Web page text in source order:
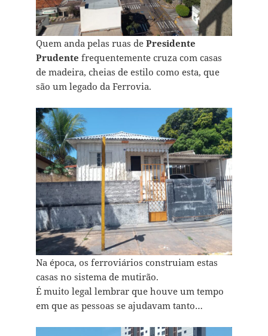
Quem anda pelas ruas de Presidente
Prudente frequentemente cruza com casas
de madeira, cheias de estilo como esta, que
são um legado da Ferrovia.
Na época, os ferroviários construiam estas
casas no sistema de mutirão.
É muito legal lembrar que houve um tempo
em que as pessoas se ajudavam tanto…